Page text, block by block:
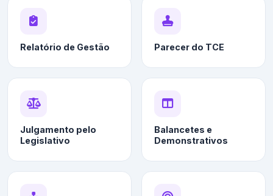
Relatório de Gestão Parecer do TCE
Julgamento pelo
Legislativo
Balancetes e
Demonstrativos